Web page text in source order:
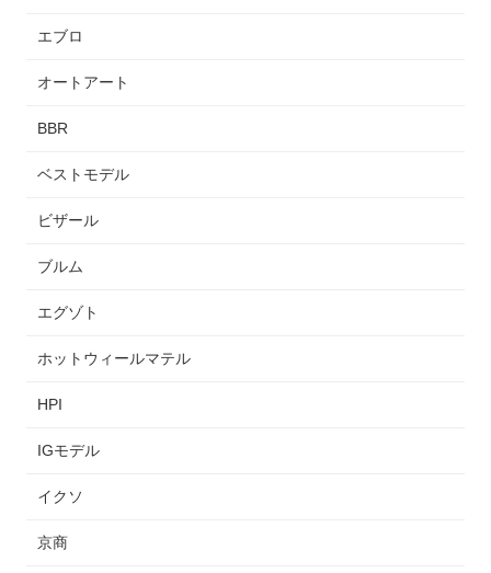
エブロ
オートアート
BBR
ベストモデル
ビザール
ブルム
エグゾト
ホットウィールマテル
HPI
IGモデル
イクソ
京商